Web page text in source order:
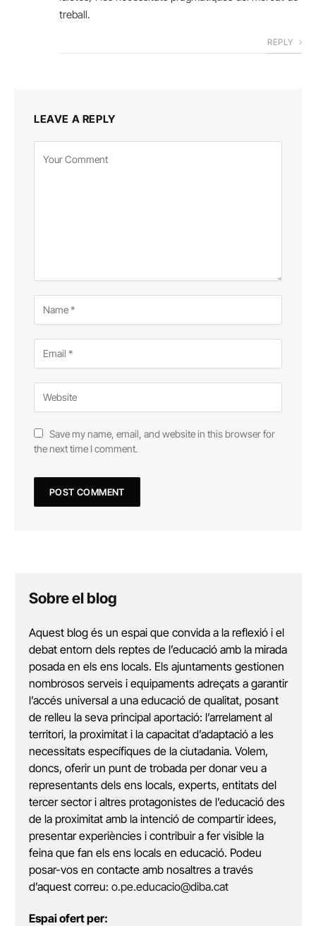
treball.
REPLY
LEAVE A REPLY
Save my name, email, and website in this browser for
the next time I comment.
Sobre el blog
Aquest blog és un espai que convida a la reflexió i el
debat entorn dels reptes de l’educació amb la mirada
posada en els ens locals. Els ajuntaments gestionen
nombrosos serveis i equipaments adreçats a garantir
l’accés universal a una educació de qualitat, posant
de relleu la seva principal aportació: l’arrelament al
territori, la proximitat i la capacitat d’adaptació a les
necessitats específiques de la ciutadania. Volem,
doncs, oferir un punt de trobada per donar veu a
representants dels ens locals, experts, entitats del
tercer sector i altres protagonistes de l’educació des
de la proximitat amb la intenció de compartir idees,
presentar experiències i contribuir a fer visible la
feina que fan els ens locals en educació. Podeu
posar-vos en contacte amb nosaltres a través
d’aquest correu: o.pe.educacio@diba.cat
Espai ofert per: